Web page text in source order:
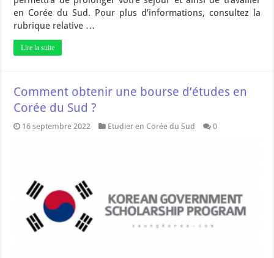
en Corée du Sud. Pour plus d’informations, consultez la
rubrique relative …
Lire la suite
Comment obtenir une bourse d’études en
Corée du Sud ?
16 septembre 2022 Etudier en Corée du Sud 0